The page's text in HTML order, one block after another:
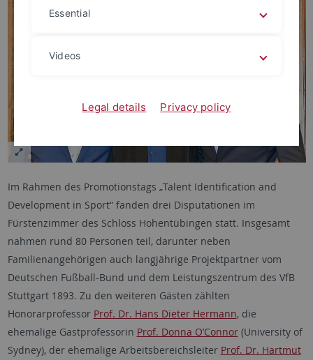
Im Rahmen des Promotionstags „Talent Identification and
Development in Sport“ fanden drei Disputationen im
Fürstenzimmer des Schloss Hohentübingen statt. Insgesamt
nahmen rund 80 Personen teil, darunter neben
Familienangehörigen auch langjährige Projektpartner vom
Deutschen Fußball-Bund und dem Leistungszentrum des VfB
Stuttgart 1893. Zu den weiteren Gästen zählten
Honorarprofessor Prof. Dr. Hans Dieter Hermann, die
ehemalige Gastprofessorin Prof. Donna O’Connor(University of
Sydney), der ehemalige Arbeitsbereichsleiter Prof. Dr. Hartmut
Essential
Videos
Legal details Privacy policy